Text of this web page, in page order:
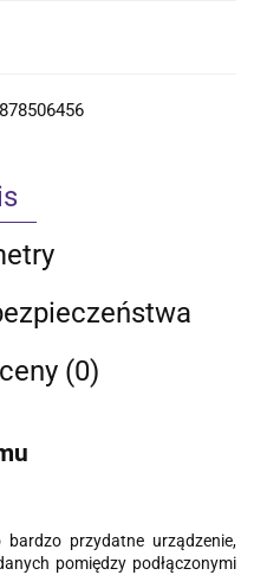
(0)
przydatne urządzenie,
pomiędzy podłączonymi